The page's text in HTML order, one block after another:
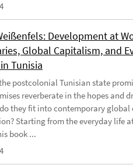
Development at
Global Capitalism, and
Tunisia
postcolonial Tunisian state
reverberate in the hopes and
they fit into contemporary
Starting from the everyday life
book ...